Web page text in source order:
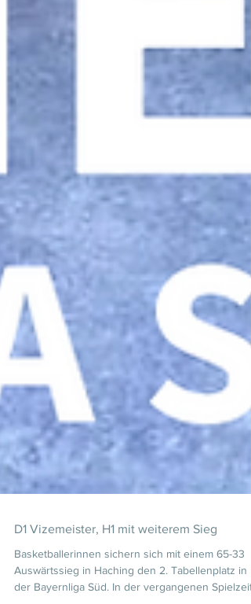
D1 Vizemeister, H1 mit weiterem Sieg
Basketballerinnen sichern sich mit einem 65-33